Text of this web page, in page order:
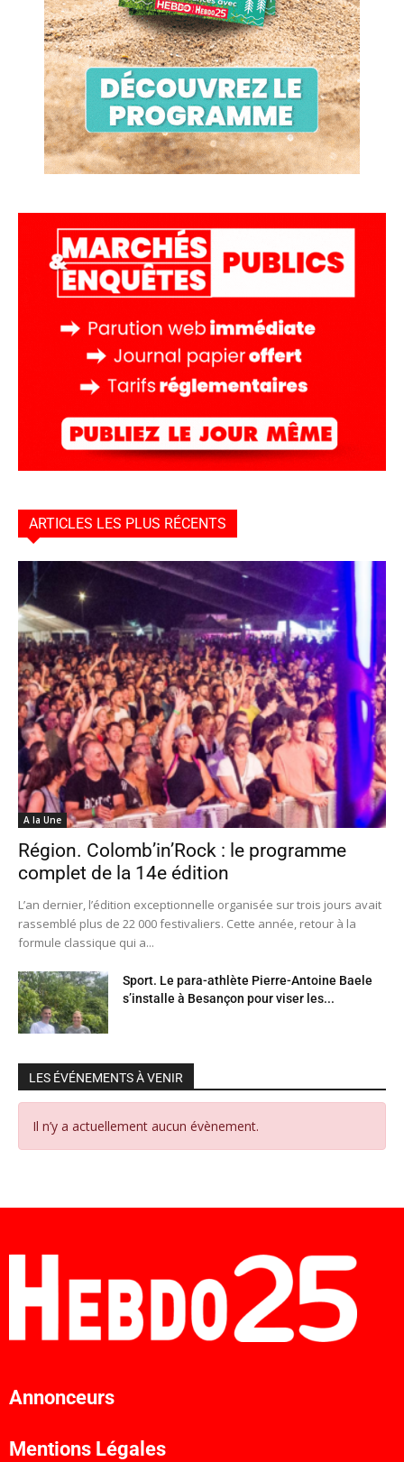
ARTICLES LES PLUS RÉCENTS
A la Une
Région. Colomb’in’Rock : le programme
complet de la 14e édition
L’an dernier, l’édition exceptionnelle organisée sur trois jours avait
rassemblé plus de 22 000 festivaliers. Cette année, retour à la
formule classique qui a...
Sport. Le para-athlète Pierre-Antoine Baele
s’installe à Besançon pour viser les...
LES ÉVÉNEMENTS À VENIR
Il n’y a actuellement aucun évènement.
Annonceurs
Mentions Légales